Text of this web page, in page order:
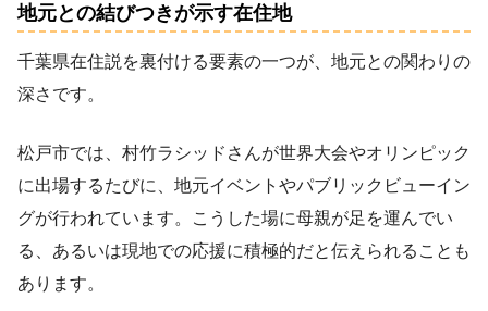
地元との結びつきが示す在住地
千葉県在住説を裏付ける要素の一つが、地元との関わりの
深さです。
松戸市では、村竹ラシッドさんが世界大会やオリンピック
に出場するたびに、地元イベントやパブリックビューイン
グが行われています。こうした場に母親が足を運んでい
る、あるいは現地での応援に積極的だと伝えられることも
あります。